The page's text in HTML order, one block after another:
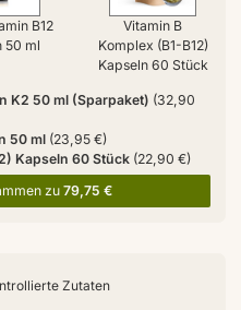
B12
50 ml
Vitamin B
Komplex (B1-B12)
Kapseln 60 Stück
K2 50 ml (Sparpaket) (32,90
50 ml(23,95 €)
Kapseln 60 Stück(22,90 €)
zu 79,75 €
Zutaten